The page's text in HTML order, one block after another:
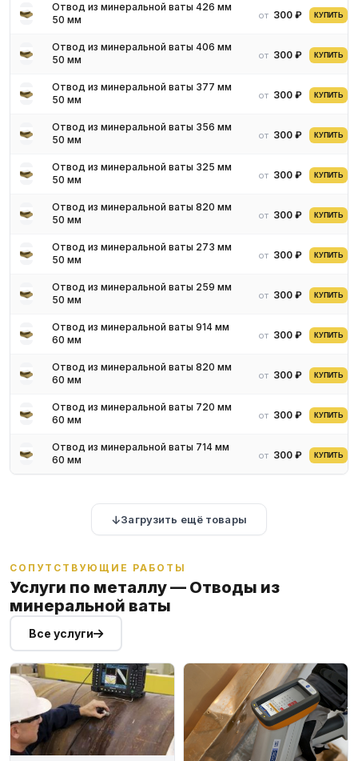
Отвод из минеральной ваты 426 мм
50 мм
от 300 ₽ КУПИТЬ
Отвод из минеральной ваты 406 мм
50 мм
от 300 ₽ КУПИТЬ
Отвод из минеральной ваты 377 мм
50 мм
от 300 ₽ КУПИТЬ
Отвод из минеральной ваты 356 мм
50 мм
от 300 ₽ КУПИТЬ
Отвод из минеральной ваты 325 мм
50 мм
от 300 ₽ КУПИТЬ
Отвод из минеральной ваты 820 мм
50 мм
от 300 ₽ КУПИТЬ
Отвод из минеральной ваты 273 мм
50 мм
от 300 ₽ КУПИТЬ
Отвод из минеральной ваты 259 мм
50 мм
от 300 ₽ КУПИТЬ
Отвод из минеральной ваты 914 мм
60 мм
от 300 ₽ КУПИТЬ
Отвод из минеральной ваты 820 мм
60 мм
от 300 ₽ КУПИТЬ
Отвод из минеральной ваты 720 мм
60 мм
от 300 ₽ КУПИТЬ
Отвод из минеральной ваты 714 мм
60 мм
от 300 ₽ КУПИТЬ
Загрузить ещё товары
СОПУТСТВУЮЩИЕ РАБОТЫ
Услуги по металлу — Отводы из
минеральной ваты
Все услуги